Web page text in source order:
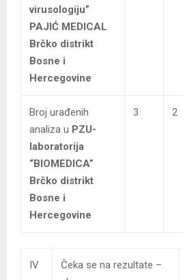
virusologiju”
PAJIĆ MEDICAL
Brčko distrikt
Bosne i
Hercegovine
Broj urađenih
analiza u PZU-
laboratorija
“BIOMEDICA”
Brčko distrikt
Bosne i
Hercegovine
3 2
IV
Čeka se na rezultate –